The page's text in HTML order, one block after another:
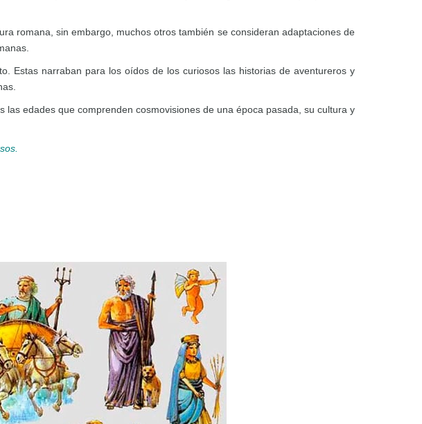
romana, sin embargo, muchos otros también se consideran adaptaciones de
Estas narraban para los oídos de los curiosos las historias de aventureros y
edades que comprenden cosmovisiones de una época pasada, su cultura y